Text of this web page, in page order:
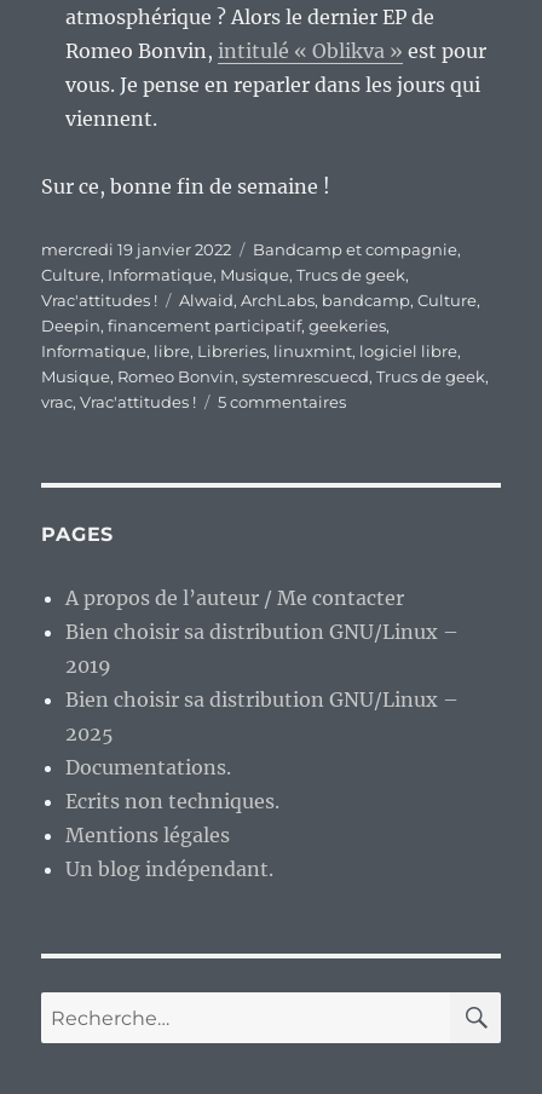
atmosphérique ? Alors le dernier EP de
Romeo Bonvin,intitulé « Oblikva » est pour
vous. Je pense en reparler dans les jours qui
viennent.
Sur ce, bonne fin de semaine !
Publié
le
mercredi 19 janvier 2022 Catégories
Bandcamp et compagnie,
Culture, Informatique, Musique,Trucs de geek,
Vrac'attitudes !
Étiquettes
Alwaid,ArchLabs, bandcamp,Culture,
Deepin,financement participatif,geekeries,
Informatique, libre, Libreries, linuxmint, logiciel libre,
Musique, Romeo Bonvin,systemrescuecd,Trucs de geek,
vrac,Vrac'attitudes ! 5 commentairessur
PAGES
A propos de l’auteur / Me contacter
Bien choisir sa distribution GNU/Linux –
2019
Bien choisir sa distribution GNU/Linux –
2025
Documentations.
Ecrits non techniques.
Mentions légales
Un blog indépendant.
Recherche
pour :